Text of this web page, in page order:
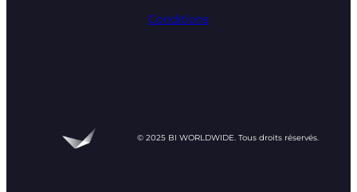
Conditions
© 2025 BI WORLDWIDE. Tous droits réservés.